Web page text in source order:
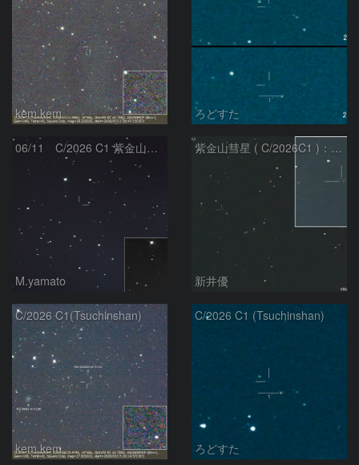
kem.kem ろどすた
06/11 C/2026 C1 紫金山彗星
M.yamato
紫金山彗星 ( C/2026C1 )：2026/05/16
新井優
C/2026 C1(Tsuchinshan)
kem.kem
C/2026 C1 (Tsuchinshan)
ろどすた